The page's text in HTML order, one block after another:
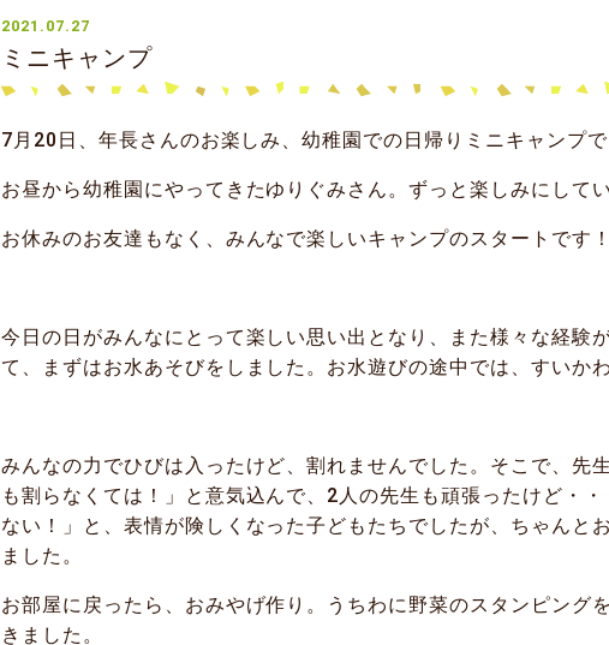
2021.07.27
ミニキャンプ
7月20日、年長さんのお楽しみ、幼稚園での日帰りミニキャンプで
お昼から幼稚園にやってきたゆりぐみさん。ずっと楽しみにして
お休みのお友達もなく、みんなで楽しいキャンプのスタートです！
今日の日がみんなにとって楽しい思い出となり、また様々な経験
て、まずはお水あそびをしました。お水遊びの途中では、すいか
みんなの力でひびは入ったけど、割れませんでした。そこで、先
も割らなくては！」と意気込んで、2人の先生も頑張ったけど・
ない！」と、表情が険しくなった子どもたちでしたが、ちゃんと
ました。
お部屋に戻ったら、おみやげ作り。うちわに野菜のスタンピング
きました。